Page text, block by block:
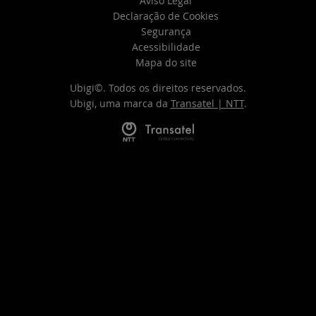
Declaração de Cookies
Segurança
Acessibilidade
Mapa do site
Ubigi©. Todos os direitos reservados.
Ubigi, uma marca da Transatel | NTT.